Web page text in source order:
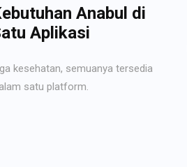
Anabul di
Aplikasi
kesehatan, semuanya tersedia
satu platform.